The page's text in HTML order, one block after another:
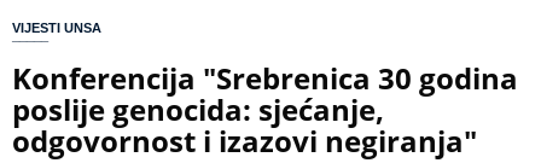
VIJESTI UNSA
Konferencija "Srebrenica 30 godina
poslije genocida: sjećanje,
odgovornost i izazovi negiranja"